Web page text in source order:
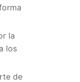
la
los
de